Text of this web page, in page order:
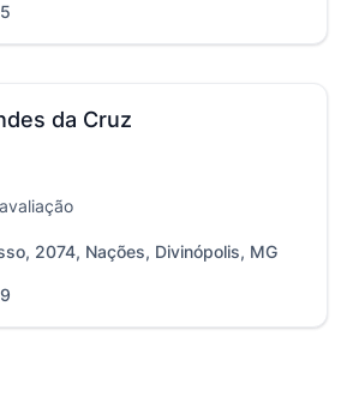
da Cruz
2074, Nações, Divinópolis, MG